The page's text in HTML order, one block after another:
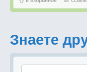
Знаете